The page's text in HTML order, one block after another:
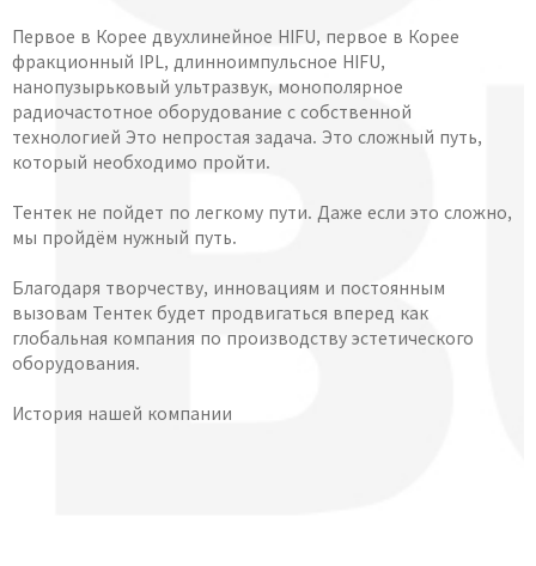
Первое в Корее двухлинейное HIFU, первое в Корее
фракционный IPL, длинноимпульсное HIFU,
нанопузырьковый ультразвук, монополярное
радиочастотное оборудование с собственной
технологией Это непростая задача. Это сложный путь,
который необходимо пройти.
Тентек не пойдет по легкому пути. Даже если это сложно,
мы пройдём нужный путь.
Благодаря творчеству, инновациям и постоянным
вызовам Тентек будет продвигаться вперед как
глобальная компания по производству эстетического
оборудования.
История нашей компании